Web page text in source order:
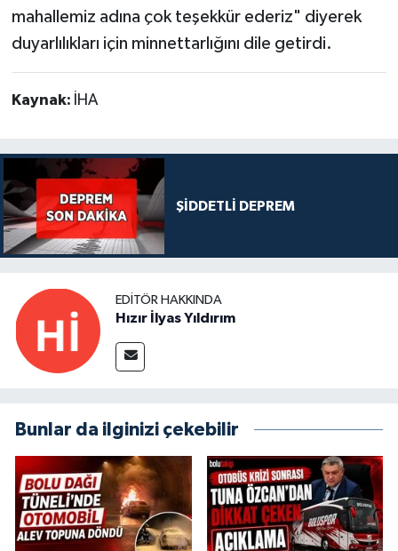
mahallemiz adına çok teşekkür ederiz" diyerek
duyarlılıkları için minnettarlığını dile getirdi.
Kaynak: İHA
ŞİDDETLİ DEPREM
EDITÖR HAKKINDA
Hızır İlyas Yıldırım
Bunlar da ilginizi çekebilir